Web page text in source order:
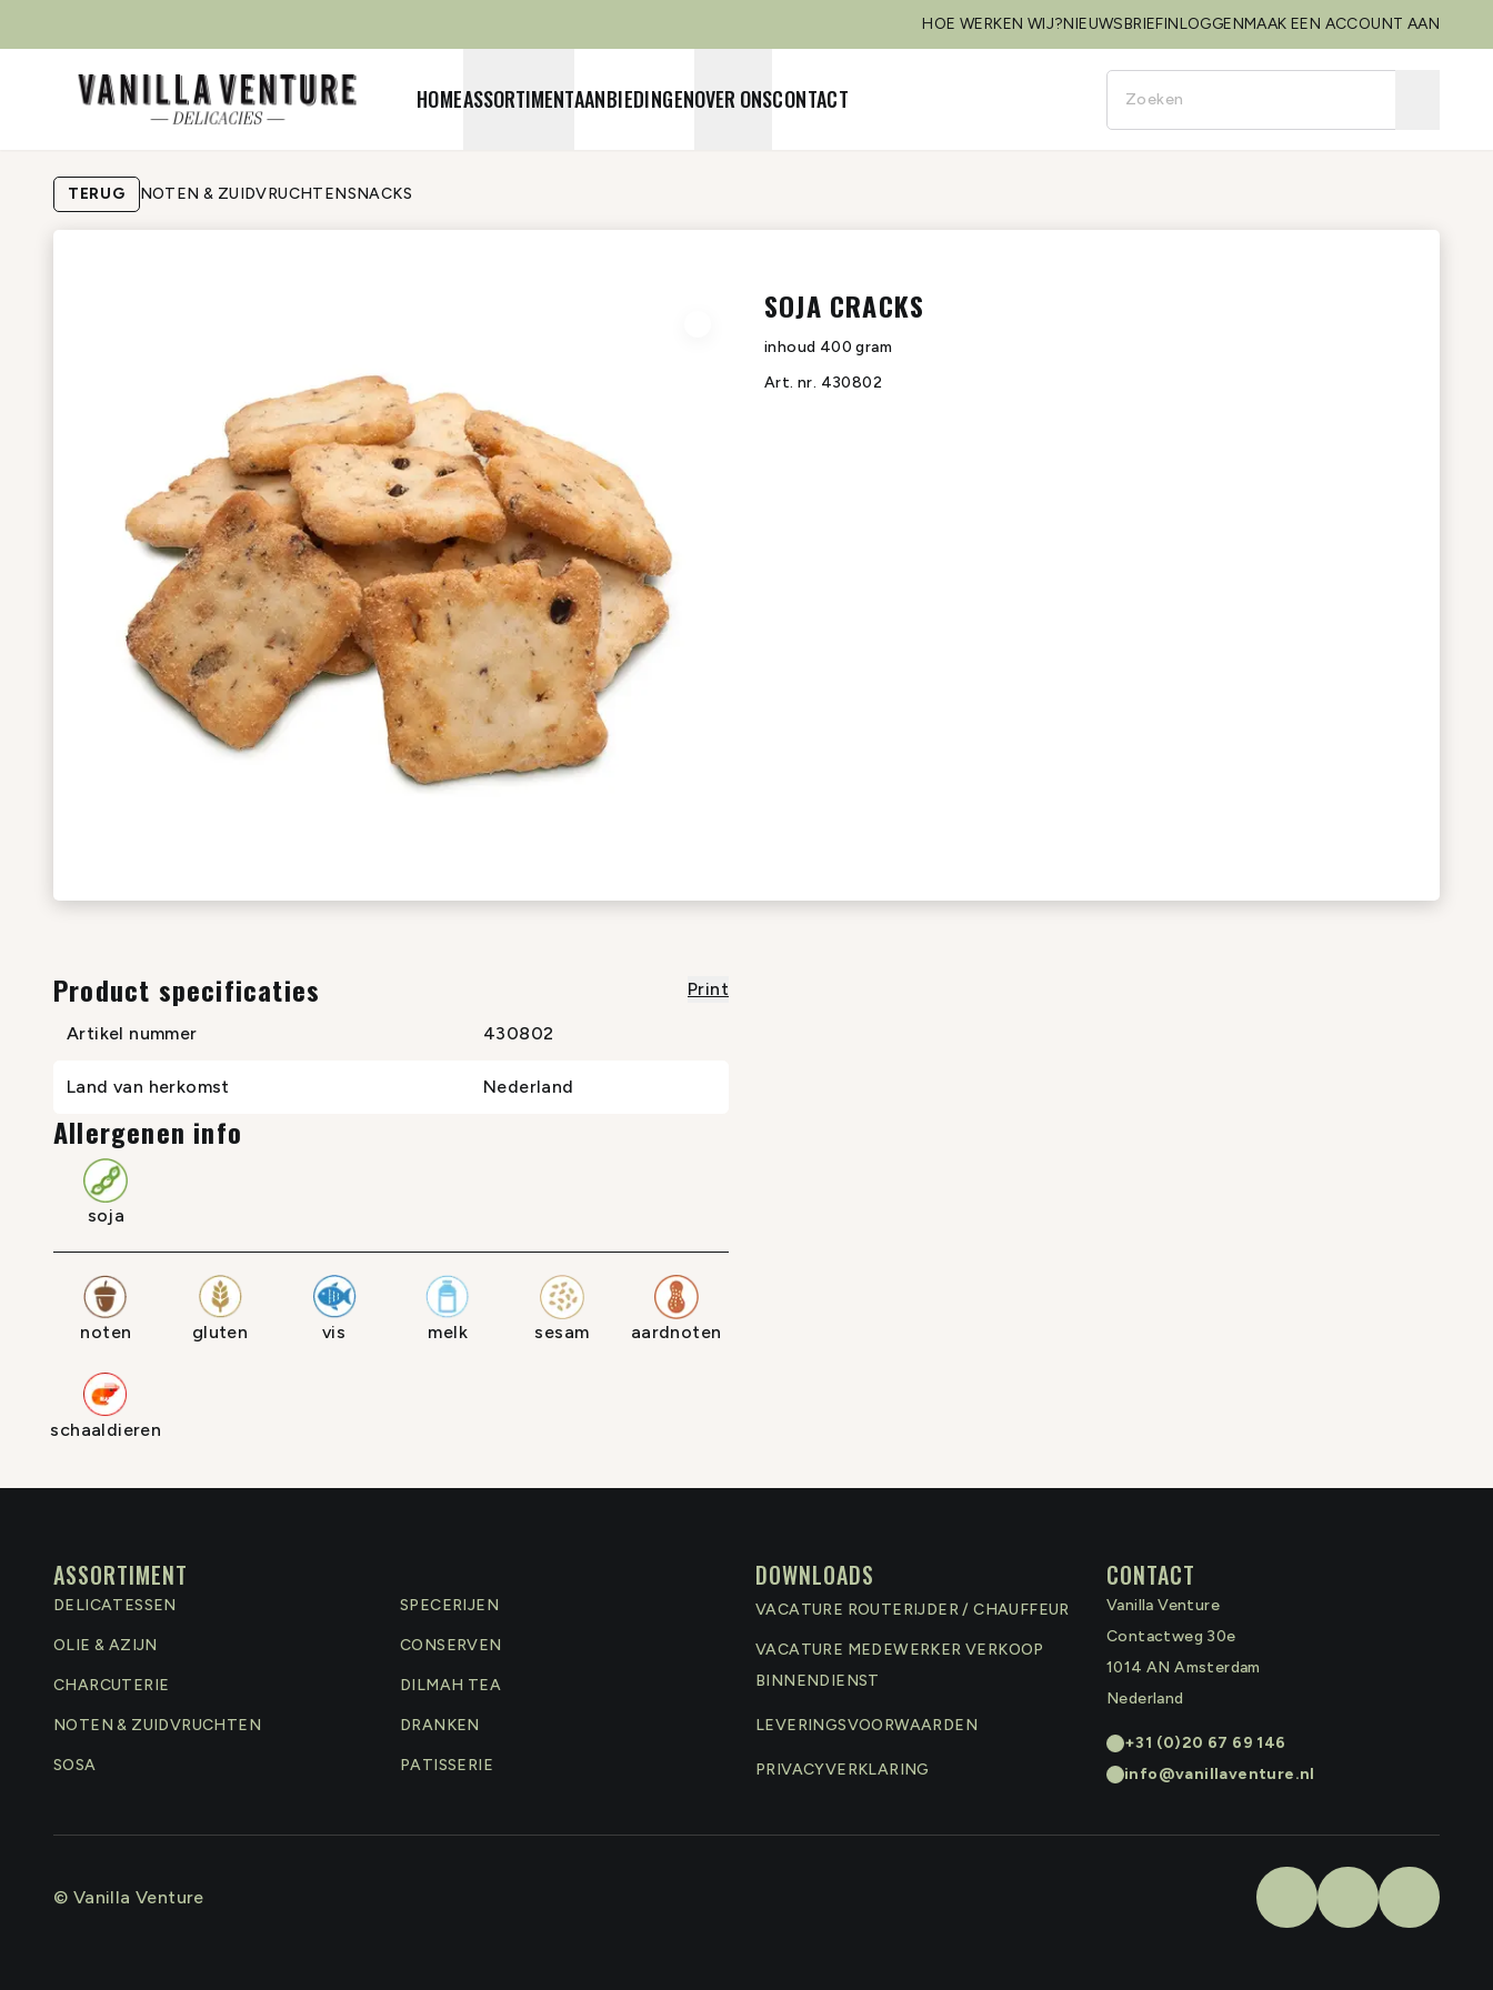
HOE WERKEN WIJ?NIEUWSBRIEFINLOGGENMAAK EEN ACCOUNT AAN
HOMEASSORTIMENTAANBIEDINGENOVER ONSCONTACT
TERUG NOTEN & ZUIDVRUCHTENSNACKS
SOJA CRACKS
inhoud 400 gram
Art. nr. 430802
Product specificaties Print
Artikel nummer 430802
Land van herkomst Nederland
Allergenen info
soja
noten gluten vis melk sesam aardnoten
schaaldieren
ASSORTIMENT
DELICATESSEN SPECERIJEN
OLIE & AZIJN CONSERVEN
CHARCUTERIE DILMAH TEA
NOTEN & ZUIDVRUCHTEN DRANKEN
SOSA PATISSERIE
DOWNLOADS
VACATURE ROUTERIJDER / CHAUFFEUR
VACATURE MEDEWERKER VERKOOP
BINNENDIENST
LEVERINGSVOORWAARDEN
PRIVACYVERKLARING
CONTACT
Vanilla Venture
Contactweg 30e
1014 AN Amsterdam
Nederland
+31 (0)20 67 69 146
info@vanillaventure.nl
© Vanilla Venture